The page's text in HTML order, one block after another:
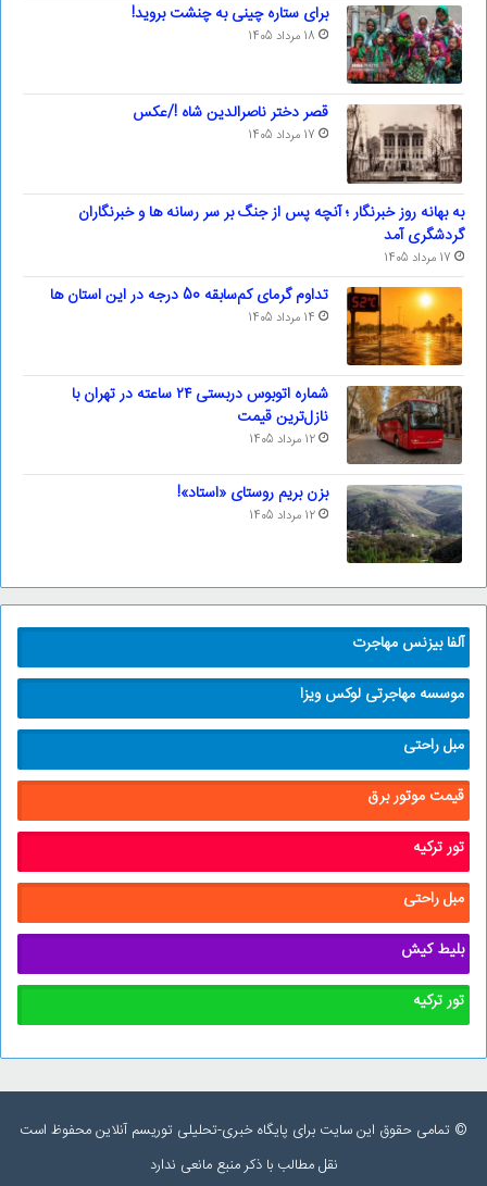
برای ستاره چینی به چنشت بروید!
18 مرداد 1405
قصر دختر ناصرالدین شاه !/عکس
17 مرداد 1405
به بهانه روز خبرنگار ؛ آنچه پس از جنگ بر سر رسانه ها و خبرنگاران
گردشگری آمد
17 مرداد 1405
تداوم گرمای کم‌سابقه 50 درجه در این استان ها
14 مرداد 1405
شماره اتوبوس دربستی ۲۴ ساعته در تهران با
نازل‌ترین قیمت
12 مرداد 1405
بزن بریم روستای «استاد»!
12 مرداد 1405
آلفا بیزنس مهاجرت
موسسه مهاجرتی لوکس ویزا
مبل راحتی
قیمت موتور برق
تور ترکیه
مبل راحتی
بلیط کیش
تور ترکیه
© تمامی حقوق این سایت برای پایگاه خبری-تحلیلی توریسم آنلاین محفوظ است
نقل مطالب با ذکر منبع مانعی ندارد